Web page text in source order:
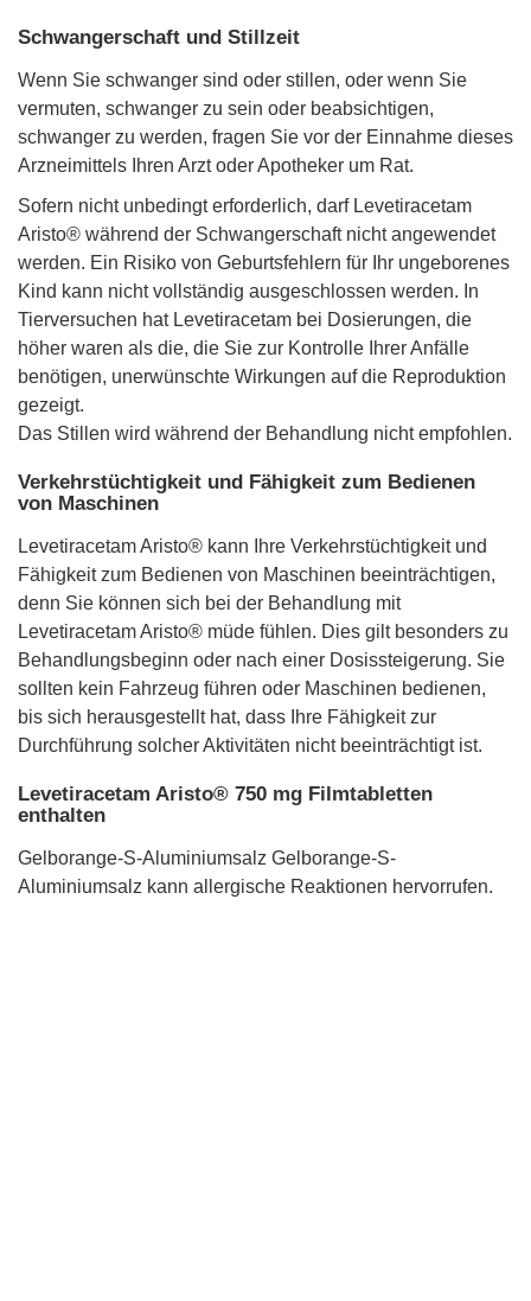
Schwangerschaft und Stillzeit
Wenn Sie schwanger sind oder stillen, oder wenn Sie
vermuten, schwanger zu sein oder beabsichtigen,
schwanger zu werden, fragen Sie vor der Einnahme dieses
Arzneimittels Ihren Arzt oder Apotheker um Rat.
Sofern nicht unbedingt erforderlich, darf Levetiracetam
Aristo® während der Schwangerschaft nicht angewendet
werden. Ein Risiko von Geburtsfehlern für Ihr ungeborenes
Kind kann nicht vollständig ausgeschlossen werden. In
Tierversuchen hat Levetiracetam bei Dosierungen, die
höher waren als die, die Sie zur Kontrolle Ihrer Anfälle
benötigen, unerwünschte Wirkungen auf die Reproduktion
gezeigt.
Das Stillen wird während der Behandlung nicht empfohlen.
Verkehrstüchtigkeit und Fähigkeit zum Bedienen
von Maschinen
Levetiracetam Aristo® kann Ihre Verkehrstüchtigkeit und
Fähigkeit zum Bedienen von Maschinen beeinträchtigen,
denn Sie können sich bei der Behandlung mit
Levetiracetam Aristo® müde fühlen. Dies gilt besonders zu
Behandlungsbeginn oder nach einer Dosissteigerung. Sie
sollten kein Fahrzeug führen oder Maschinen bedienen,
bis sich herausgestellt hat, dass Ihre Fähigkeit zur
Durchführung solcher Aktivitäten nicht beeinträchtigt ist.
Levetiracetam Aristo® 750 mg Filmtabletten
enthalten
Gelborange-S-Aluminiumsalz Gelborange-S-
Aluminiumsalz kann allergische Reaktionen hervorrufen.